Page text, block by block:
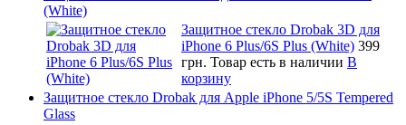
(White)
Защитное стекло Drobak 3D для
iPhone 6 Plus/6S Plus (White) 399
грн. Товар есть в наличии В
корзину
Защитное стекло Drobak для Apple iPhone 5/5S Tempered
Glass